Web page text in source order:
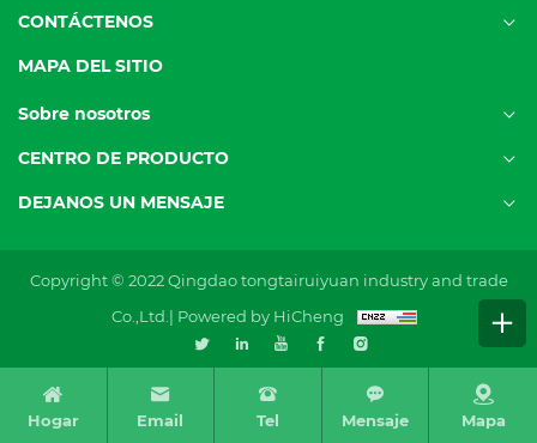
CONTÁCTENOS
MAPA DEL SITIO
Sobre nosotros
CENTRO DE PRODUCTO
DEJANOS UN MENSAJE
Copyright © 2022 Qingdao tongtairuiyuan industry and trade
Co.,Ltd.| Powered by HiCheng
Hogar Email Tel Mensaje Mapa